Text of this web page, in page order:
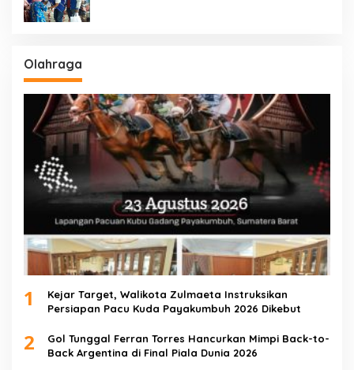
Olahraga
1
Kejar Target, Walikota Zulmaeta Instruksikan
Persiapan Pacu Kuda Payakumbuh 2026 Dikebut
2
Gol Tunggal Ferran Torres Hancurkan Mimpi Back-to-
Back Argentina di Final Piala Dunia 2026